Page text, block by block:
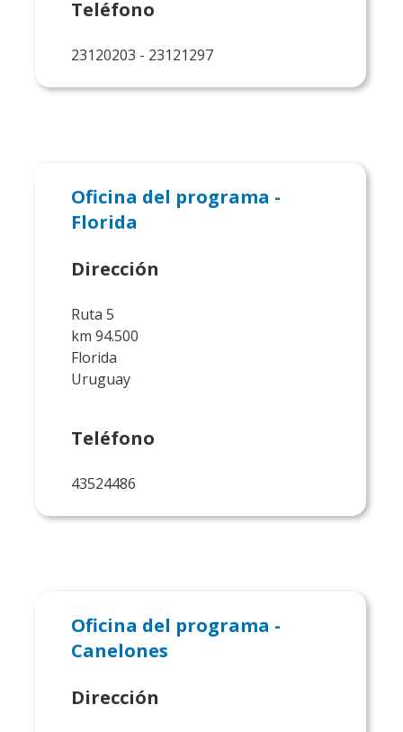
Teléfono
23120203 - 23121297
Oficina del programa -
Florida
Dirección
Ruta 5
km 94.500
Florida
Uruguay
Teléfono
43524486
Oficina del programa -
Canelones
Dirección